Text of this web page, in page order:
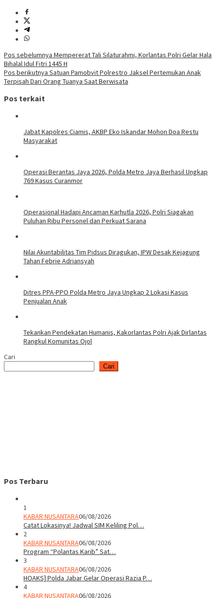
Navigasi
pos
Pos sebelumnya Mempererat Tali Silaturahmi, Korlantas Polri Gelar Hala
Bihalal Idul Fitri 1445 H
Pos berikutnya Satuan Pamobvit Polrestro Jaksel Pertemukan Anak
Terpisah Dari Orang Tuanya Saat Berwisata
Pos terkait
Jabat Kapolres Ciamis, AKBP Eko Iskandar Mohon Doa Restu
Masyarakat
Operasi Berantas Jaya 2026, Polda Metro Jaya Berhasil Ungkap
769 Kasus Curanmor
Operasional Hadapi Ancaman Karhutla 2026, Polri Siagakan
Puluhan Ribu Personel dan Perkuat Sarana
Nilai Akuntabilitas Tim Pidsus Diragukan, IPW Desak Kejagung
Tahan Febrie Adriansyah
Ditres PPA-PPO Polda Metro Jaya Ungkap 2 Lokasi Kasus
Penjualan Anak
Tekankan Pendekatan Humanis, Kakorlantas Polri Ajak Dirlantas
Rangkul Komunitas Ojol
Cari
Cari
Pos Terbaru
1
KABAR NUSANTARA06/08/2026
Catat Lokasinya! Jadwal SIM Keliling Pol…
2
KABAR NUSANTARA06/08/2026
Program “Polantas Karib” Sat…
3
KABAR NUSANTARA06/08/2026
HOAKS] Polda Jabar Gelar Operasi Razia P…
4
KABAR NUSANTARA06/08/2026